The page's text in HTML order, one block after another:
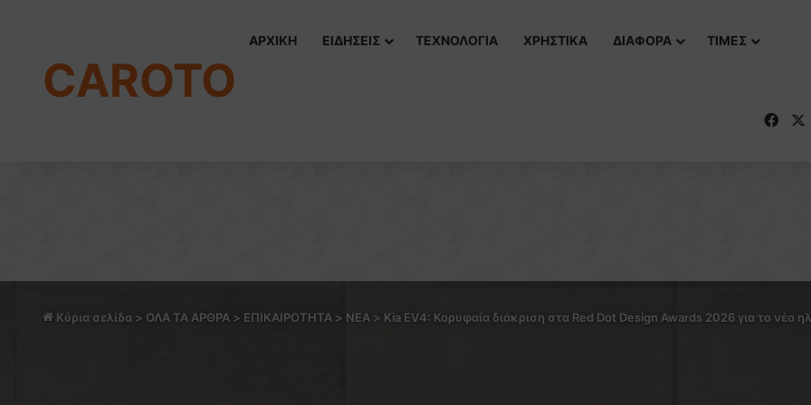
CAROTO
ΑΡΧΙΚΗ ΕΙΔΗΣΕΙΣ ΤΕΧΝΟΛΟΓΙΑ ΧΡΗΣΤΙΚΑ ΔΙΑΦΟΡΑ ΤΙΜΕΣ
Κύρια σελίδα > ΟΛΑ ΤΑ ΑΡΘΡΑ > ΕΠΙΚΑΙΡΟΤΗΤΑ > NEA > Kia EV4: Κορυφαία διάκριση στα Red Dot Design Awards 2026 για το νέο